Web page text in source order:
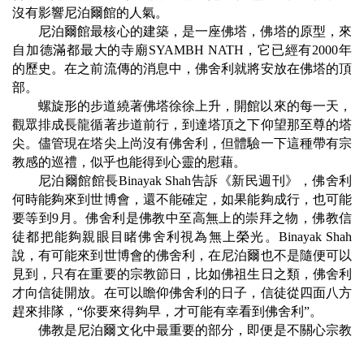
沒有影響尼泊爾館的人氣。
尼泊爾館最核心的建築，是一座佛塔，佛塔的原型，來
自加德滿都最大的寺廟SYAMBH NATH ，它已經有2000年
的歷史。在之前流傳的消息中，佛舍利就將安放在佛塔的頂
部。
螺旋形的步道繞著佛塔徐徐上升，開館以來的每一天，
觀眾排成長龍循著步道前行，到達塔頂之下仰望那至尊的塔
尖。儘管現在塔尖上尚沒有佛舍利，但體驗一下這種帶有宗
教感的巡禮，似乎也能得到心靈的慰藉。
尼泊爾館館長Binayak Shah告訴《新民週刊》，佛舍利
何時能夠來到世博會，還不能確定，如果能夠成行，也可能
要等到9 月。佛舍利是佛教中至高無上的崇拜之物，佛教信
徒都把能夠親眼目睹佛舍利視為無上榮光。 Binayak Shah
說，有可能來到世博會的佛舍利，在尼泊爾也不是隨便可以
見到，只有在重要的宗教節日，比如佛祖生日之類，佛舍利
才向信徒開放。在可以瞻仰佛舍利的日子，信徒從四面八方
趕來排隊， “你要來得夠早，才可能有幸看到佛舍利 ”。
佛教是尼泊爾文化中最重要的部分，即便是不關心宗教